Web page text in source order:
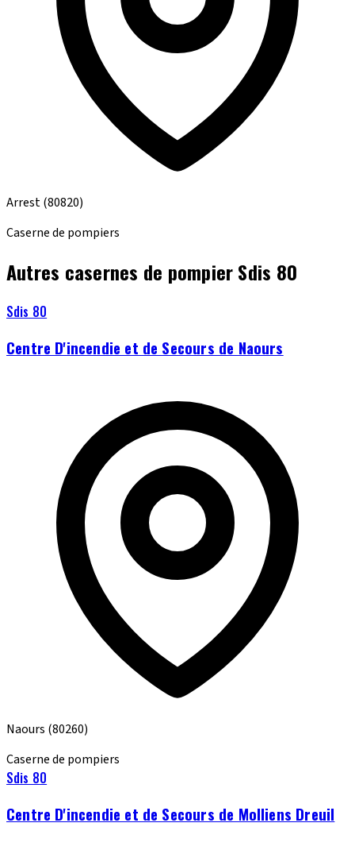
Arrest(80820)
Caserne de pompiers
Autres casernes de pompier Sdis 80
Sdis 80
Centre D'incendie et de Secours de Naours
Naours (80260)
Caserne de pompiers
Sdis 80
Centre D'incendie et de Secours de Molliens Dreuil